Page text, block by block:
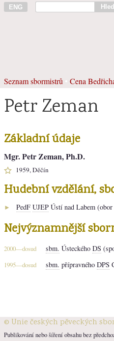
ENG
Seznam sbormistrů Cena
Petr Zeman
Základní údaje
Mgr. Petr Zeman, Ph.D.
1959, Děčín
Hudební vzdělání,
► PedF UJEP Ústí nad Labem
Nejvýznamnější
2000—dosud sbm. Ústeckého DS
1995—dosud sbm. přípravného DPS
© Unie českých pěveckých
Publikování nebo šíření obsahu bez